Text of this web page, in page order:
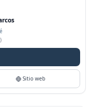
Sitio web